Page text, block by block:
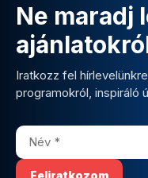
Ne maradj
Iratkozz fel
programokról, inspiráló